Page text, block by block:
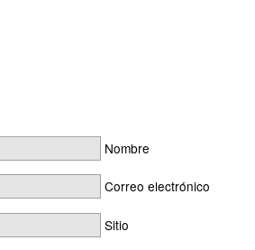
Nombre
Correo electrónico
Sitio